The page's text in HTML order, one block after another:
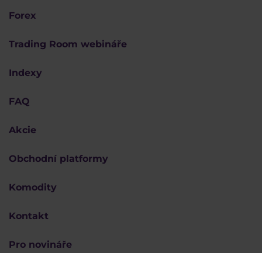
Forex
Trading Room webináře
Indexy
FAQ
Akcie
Obchodní platformy
Komodity
Kontakt
Pro novináře